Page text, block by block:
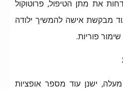
את מתן הטיפול, פרוטוקול
מבקשת אישה להמשיך ילודה
פוריות.
מעלה, ישנן עוד מספר אופציות